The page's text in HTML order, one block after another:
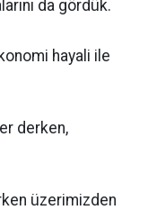
da gördük.
hayali ile
derken,
üzerimizden